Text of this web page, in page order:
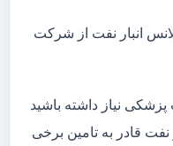
انبار نفت از شرکت
نیاز داشته باشید
قادر به تامین برخی